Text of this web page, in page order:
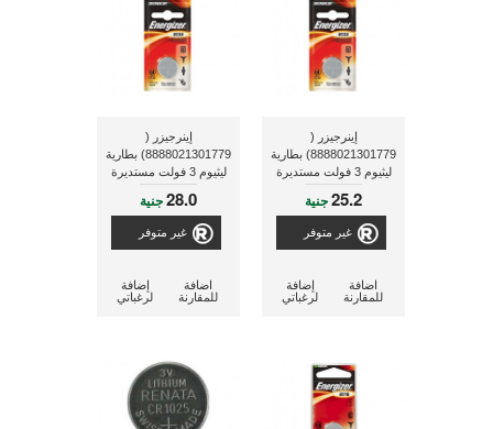
إينرجيزر (
8888021301779) بطارية
ليثيوم 3 فولت مستديرة
الشكل
25.2جنية
غير متوفر
إضافة
لرغباتي
اضافة
للمقارنة
إينرجيزر (
8888021301779) بطارية
ليثيوم 3 فولت مستديرة
الشكل C 2032-BP128.0جنية
غير متوفر
إضافة
لرغباتي
اضافة
للمقارنة